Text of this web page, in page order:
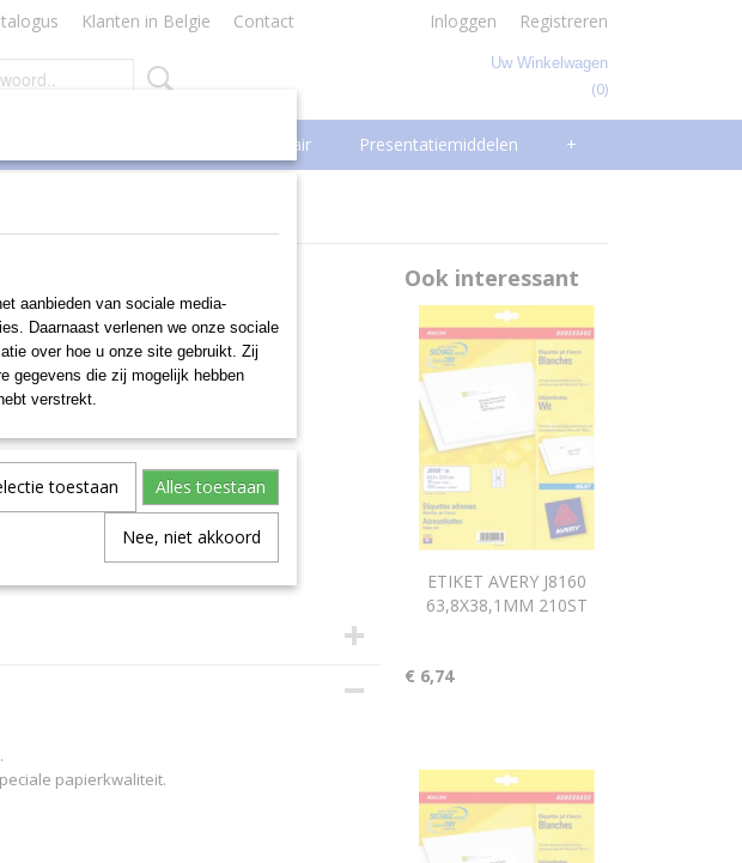
Klanten in Belgie Contact Inloggen Registreren
Uw Winkelwagen
(0)
Facilitair Presentatiemiddelen +
40
papierkwaliteit.
Ook interessant
ETIKET AVERY J8160
63,8X38,1MM 210ST
€ 6,74
aanbieden van sociale media-
Daarnaast verlenen we onze sociale
over hoe u onze site gebruikt. Zij
gegevens die zij mogelijk hebben
verstrekt.
toestaan Alles toestaan
Nee, niet akkoord